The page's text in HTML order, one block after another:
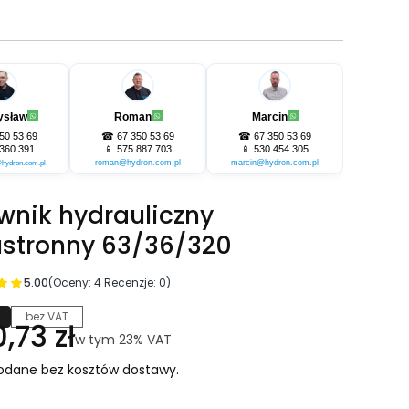
53 69
391
Roman
☎ 67 350 53 69
📱 575 887 703
roman@hydron.com.pl
Marcin
☎ 67 350 53 69
📱 530 454 305
marcin@hydron.com.pl
hydrauliczny
63/36/320
5.00(Oceny: 4 Recenzje: 0)
bez VAT
złw tym 23% VAT
w tym 23% VAT
bez kosztów dostawy.